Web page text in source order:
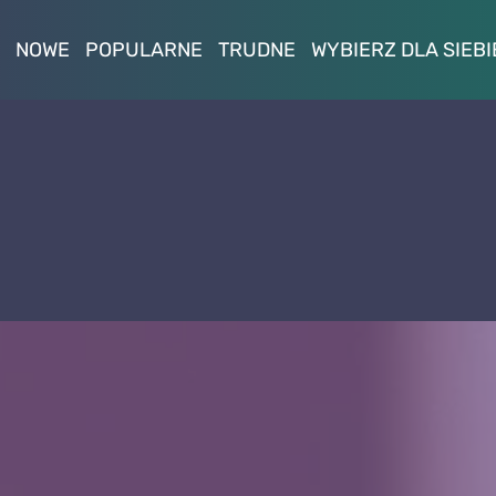
NOWE POPULARNE TRUDNE WYBIERZ DLA